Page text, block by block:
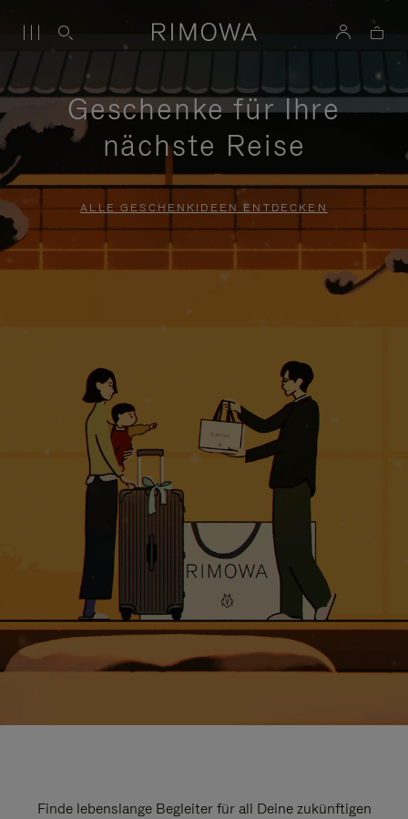
Geschenke für Ihre
nächste Reise
ALLE GESCHENKIDEEN ENTDECKEN
Finde lebenslange Begleiter für all Deine zukünftigen